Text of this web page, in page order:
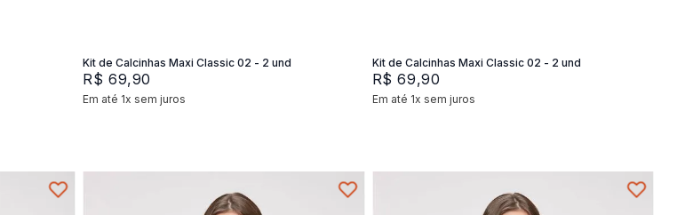
Kit de Calcinhas Maxi Classic 02 - 2 und
R$ 69,90
Em até 1x sem juros
Kit de Calcinhas Maxi Classic 02 - 2 und
R$ 69,90
Em até 1x sem juros